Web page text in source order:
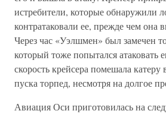
истребители, которые обнаружили
контратаковали ее, прежде чем она
Через час «Уэлшмен» был замечен
который тоже попытался атаковать
скорость крейсера помешала
пуска торпед, несмотря на долгое
Авиация Оси приготовилась на